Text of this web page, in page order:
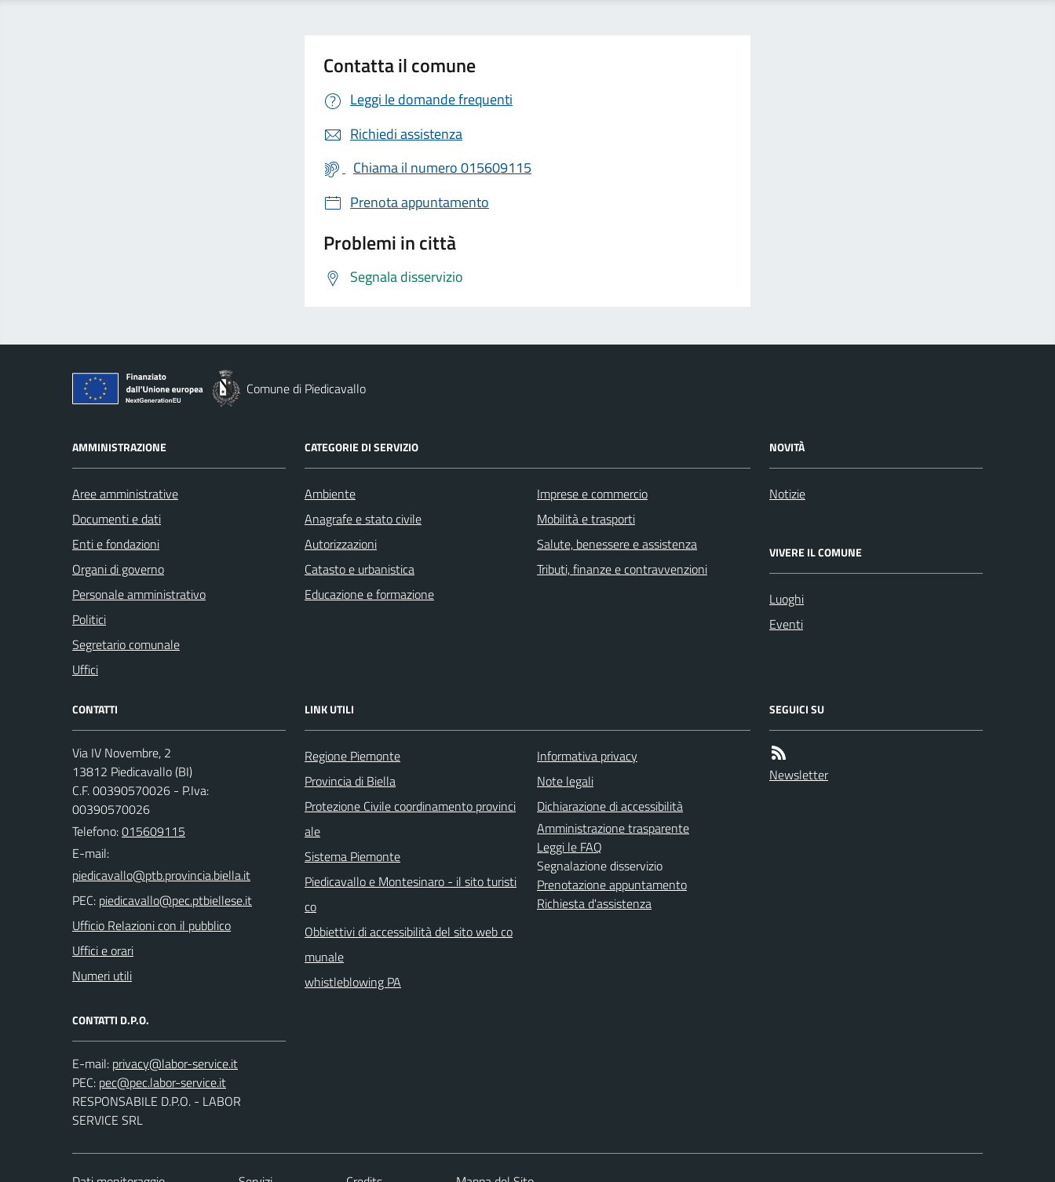
Contatta il comune
Leggi le domande frequenti
Richiedi assistenza
Chiama il numero 015609115
Prenota appuntamento
Problemi in città
Segnala disservizio
Comune di Piedicavallo
AMMINISTRAZIONE
Aree amministrative
Documenti e dati
Enti e fondazioni
Organi di governo
Personale amministrativo
Politici
Segretario comunale
Uffici
CATEGORIE DI SERVIZIO
Ambiente
Anagrafe e stato civile
Autorizzazioni
Catasto e urbanistica
Educazione e formazione
Imprese e commercio
Mobilità e trasporti
Salute, benessere e assistenza
Tributi, finanze e contravvenzioni
NOVITÀ
Notizie
VIVERE IL COMUNE
Luoghi
Eventi
CONTATTI
Via IV Novembre, 2
13812 Piedicavallo (BI)
C.F. 00390570026 - P.Iva:
00390570026
Telefono:015609115
E-mail:
PEC:
Ufficio Relazioni con il pubblico
Uffici e orari
Numeri utili
CONTATTI D.P.O.
E-mail:
PEC:
RESPONSABILE D.P.O. - LABOR
SERVICE SRL
LINK UTILI
Regione Piemonte
Provincia di Biella
Protezione Civile coordinamento provinci
ale
Sistema Piemonte
Piedicavallo e Montesinaro - il sito turisti
co
Obbiettivi di accessibilità del sito web co
munale
whistleblowing PA
Informativa privacy
Note legali
Dichiarazione di accessibilità
Amministrazione trasparente
Leggi le FAQ
Segnalazione disservizio
Prenotazione appuntamento
Richiesta d'assistenza
SEGUICI SU
Newsletter